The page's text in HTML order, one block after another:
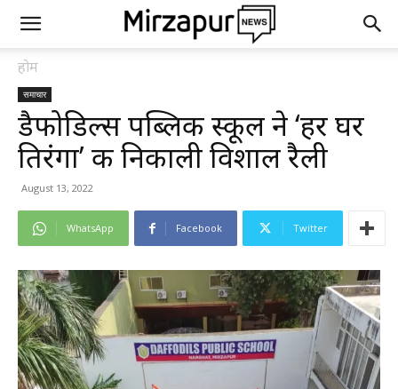
होम
समाचार
डैफोडिल्स पब्लिक स्कूल ने ‘हर घर
तिरंगा’ की निकाली विशाल रैली
August 13, 2022
WhatsApp Facebook Twitter